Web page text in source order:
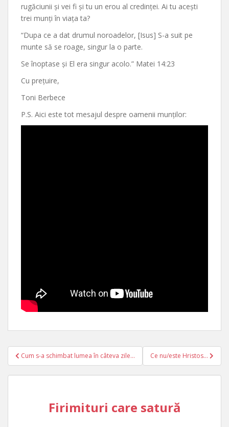
rugăciunii și vei fi și tu un erou al credinței. Ai tu acești
trei munți în viața ta?
“Dupa ce a dat drumul noroadelor, [Isus] S-a suit pe
munte să se roage, singur la o parte.
Se înoptase și El era singur acolo.” Matei 14:23
Cu prețuire,
Toni Berbece
P.S. Aici este tot mesajul despre oamenii munților:
Post
navigation
Cum s-a schimbat lumea în câteva zile… Ce nu/este Hristos…
Firimituri care satură